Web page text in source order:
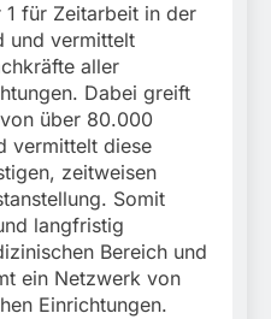
für Zeitarbeit in der
und vermittelt
aller
Dabei greift
über 80.000
vermittelt diese
zeitweisen
Somit
langfristig
Bereich und
ein Netzwerk von
Einrichtungen.